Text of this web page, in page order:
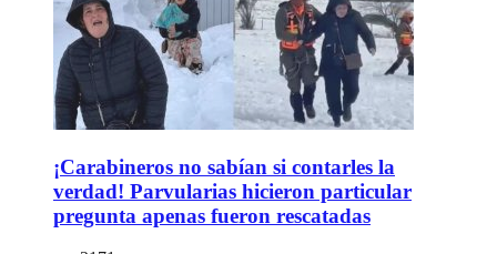
¡Carabineros no sabían si contarles la
verdad! Parvularias hicieron particular
pregunta apenas fueron rescatadas